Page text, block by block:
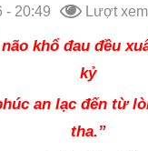
- 20:49 Lượt
khổ đau đều
kỷ
an lạc đến từ
tha.”